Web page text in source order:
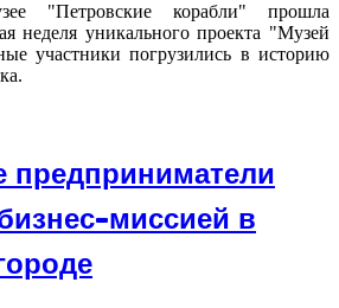
"Петровские корабли" прошла
неделя уникального проекта "Музей
участники погрузились в историю
предприниматели
миссией в